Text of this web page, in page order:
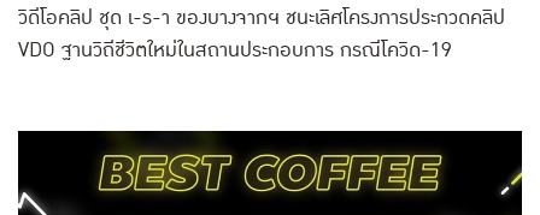
วิดีโอคลิป ชุด เ-ร-า ของบางจากฯ ชนะเลิศโครงการประกวดคลิป
VDO ฐานวิถีชีวิตใหม่ในสถานประกอบการ กรณีโควิด-19